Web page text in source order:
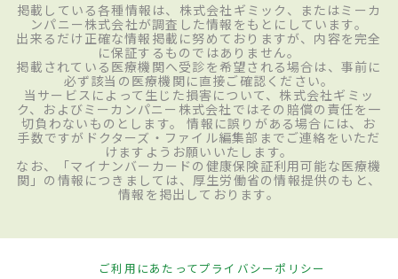
掲載している各種情報は、株式会社ギミック、またはミーカ
ンパニー株式会社が調査した情報をもとにしています。
出来るだけ正確な情報掲載に努めておりますが、内容を完全
に保証するものではありません。
掲載されている医療機関へ受診を希望される場合は、事前に
必ず該当の医療機関に直接ご確認ください。
当サービスによって生じた損害について、株式会社ギミッ
ク、およびミーカンパニー株式会社ではその賠償の責任を一
切負わないものとします。 情報に誤りがある場合には、お
手数ですがドクターズ・ファイル編集部までご連絡をいただ
けますようお願いいたします。
なお、「マイナンバーカードの健康保険証利用可能な医療機
関」の情報につきましては、厚生労働省の情報提供のもと、
情報を掲出しております。
ご利用にあたってプライバシーポリシー